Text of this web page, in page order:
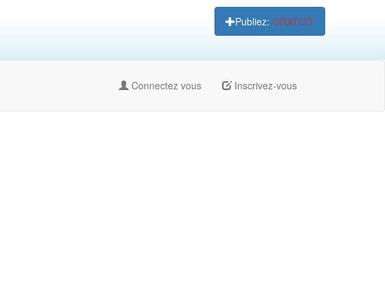
Publiez: GRATUIT
Connectez vous Inscrivez-vous